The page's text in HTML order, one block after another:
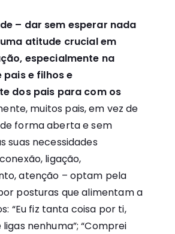
– dar sem esperar nada
atitude crucial em
especialmente na
e filhos e
dos pais para com os
muitos pais, em vez de
forma aberta e sem
suas necessidades
ligação,
atenção – optam pela
posturas que alimentam a
“Eu fiz tanta coisa por ti,
nenhuma”; “Comprei